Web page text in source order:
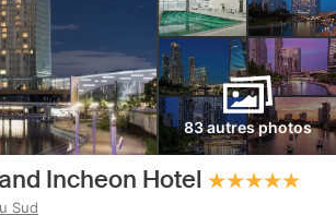
83 autres photos
Incheon Hotel
Sud